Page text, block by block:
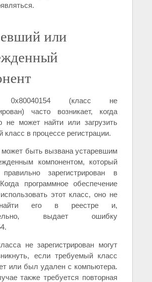
или
0x80040154 (класс не
часто возникает, когда
не может найти или загрузить
класс в процессе регистрации.
быть вызвана устаревшим
компонентом, который
зарегистрирован в
программное обеспечение
этот класс, оно не
его в реестре и,
выдает ошибку
не зарегистрирован могут
если требуемый класс
или был удален с компьютера.
также требуется повторная